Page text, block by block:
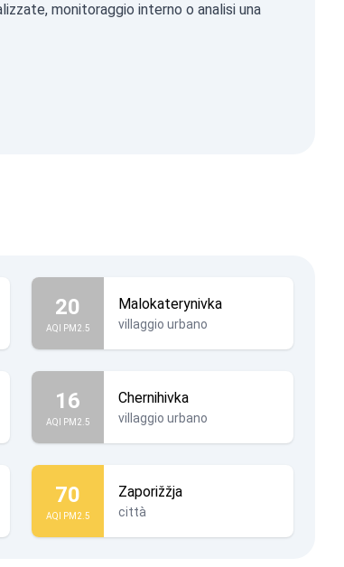
monitoraggio interno o analisi una
20
AQI PM2.5
Malokaterynivka
villaggio urbano
16
AQI PM2.5
Chernihivka
villaggio urbano
70
AQI PM2.5
Zaporižžja
città